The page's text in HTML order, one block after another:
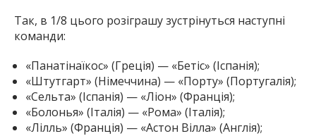
Так, в 1/8 цього розіграшу зустрінуться наступні
команди:
«Панатінаїкос» (Греція) — «Бетіс» (Іспанія);
«Штутгарт» (Німеччина) — «Порту» (Португалія);
«Сельта» (Іспанія) — «Ліон» (Франція);
«Болонья» (Італія) — «Рома» (Італія);
«Лілль» (Франція) — «Астон Вілла» (Англія);